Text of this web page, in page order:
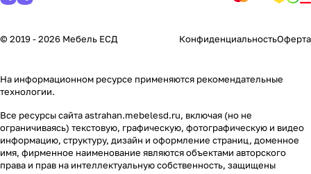
© 2019 - 2026 Мебель ЕСД КонфиденциальностьОферта
На информационном ресурсе применяются рекомендательные
технологии.
Все ресурсы сайта astrahan.mebelesd.ru, включая (но не
ограничиваясь) текстовую, графическую, фотографическую и видео
информацию, структуру, дизайн и оформление страниц, доменное
имя, фирменное наименование являются объектами авторского
права и прав на интеллектуальную собственность, защищены